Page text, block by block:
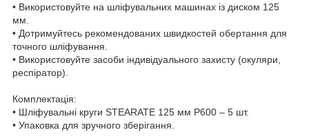
• Використовуйте на шліфувальних машинах із диском 125
мм.
• Дотримуйтесь рекомендованих швидкостей обертання для
точного шліфування.
• Використовуйте засоби індивідуального захисту (окуляри,
респіратор).
Комплектація:
• Шліфувальні круги STEARATE 125 мм P600 – 5 шт.
• Упаковка для зручного зберігання.